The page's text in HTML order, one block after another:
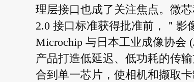
理层接口也成了关注焦点。微芯
2.0 接口标准获得批准前，＂影
Microchip 与日本工业成像协会
产品打造低延迟、低功耗的传
合到单一芯片，使相机和撷取